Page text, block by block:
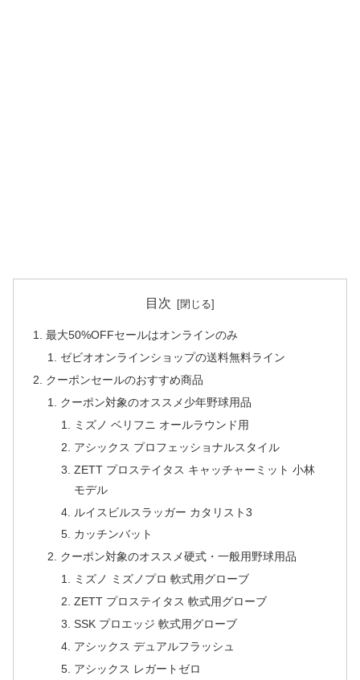
目次
最大50%OFFセールはオンラインのみ
ゼビオオンラインショップの送料無料ライン
クーポンセールのおすすめ商品
クーポン対象のオススメ少年野球用品
ミズノ ベリフニ オールラウンド用
アシックス プロフェッショナルスタイル
ZETT プロステイタス キャッチャーミット 小林
モデル
ルイスビルスラッガー カタリスト3
カッチンバット
クーポン対象のオススメ硬式・一般用野球用品
ミズノ ミズノプロ 軟式用グローブ
ZETT プロステイタス 軟式用グローブ
SSK プロエッジ 軟式用グローブ
アシックス デュアルフラッシュ
アシックス レガートゼロ